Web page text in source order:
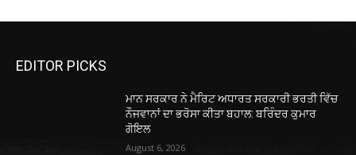
EDITOR PICKS
ਮਾਨ ਸਰਕਾਰ ਨੇ ਮੈਰਿਟ ਅਧਾਰਤ ਸਰਕਾਰੀ ਭਰਤੀ ਵਿੱਚ
ਨੌਜਵਾਨਾਂ ਦਾ ਭਰੋਸਾ ਕੀਤਾ ਬਹਾਲ: ਬਰਿੰਦਰ ਕੁਮਾਰ
ਗੋਇਲ
August 6, 2026